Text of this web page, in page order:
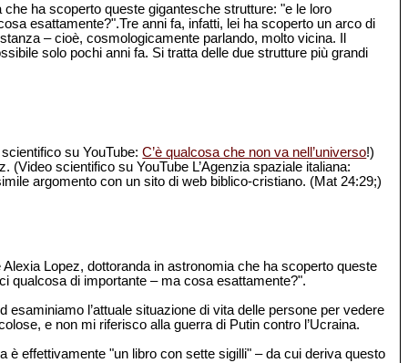
ha scoperto queste gigantesche strutture: "e le loro
esattamente?".Tre anni fa, infatti, lei ha scoperto un arco di
– cioè, cosmologicamente parlando, molto vicina. Il
solo pochi anni fa. Si tratta delle due strutture più grandi
su YouTube:C’è qualcosa che non va nell’universo!)
scientifico su YouTube L’Agenzia spaziale italiana:
argomento con un sito di web biblico-cristiano. (Mat 24:29;)
Lopez, dottoranda in astronomia che ha scoperto queste
qualcosa di importante – ma cosa esattamente?".
l’attuale situazione di vita delle persone per vedere
e non mi riferisco alla guerra di Putin contro l’Ucraina.
è effettivamente "un libro con sette sigilli" – da cui deriva questo